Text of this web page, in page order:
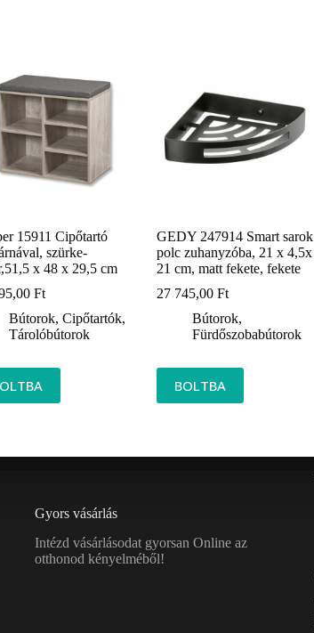
15911 Cipőtartó
szürke-
x 48 x 29,5 cm
Ft
Bútorok,Cipőtartók,
Tárolóbútorok
GEDY 247914 Smart sarok
polc zuhanyzóba, 21 x 4,5x
21 cm, matt fekete, fekete
27 745,00Ft
Bútorok,
Fürdőszobabútorok
BOLTBA
Gyors vásárlás
Intézd vásárlásodat gyorsan Online az
otthonod kényelméből!